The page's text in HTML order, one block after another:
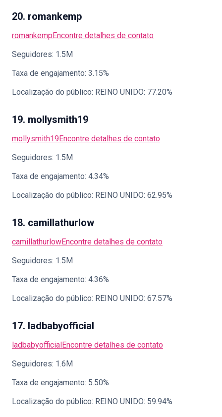
20. romankemp
romankempEncontre detalhes de contato
Seguidores: 1.5M
Taxa de engajamento: 3.15%
Localização do público: REINO UNIDO: 77.20%
19. mollysmith19
mollysmith19Encontre detalhes de contato
Seguidores: 1.5M
Taxa de engajamento: 4.34%
Localização do público: REINO UNIDO: 62.95%
18. camillathurlow
camillathurlowEncontre detalhes de contato
Seguidores: 1.5M
Taxa de engajamento: 4.36%
Localização do público: REINO UNIDO: 67.57%
17. ladbabyofficial
ladbabyofficialEncontre detalhes de contato
Seguidores: 1.6M
Taxa de engajamento: 5.50%
Localização do público: REINO UNIDO: 59.94%